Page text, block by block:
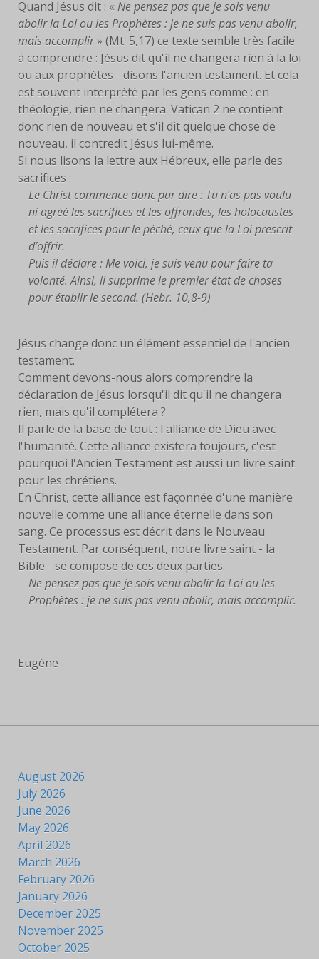
FACEBOOK
SERVANTES
PRIÈRES
PRIÈRE À EYMARD
NEUVAINE
PRIÈRE AVEC MARIE
PRIÈRE POUR LE DON DE
PRIÈRE POUR VOCATIONS
HISTOIRE
LIVRES
EUCHARISTIE
BLOG
PHOTOS
PHOTOS
CONTEMPORAINES
ANCIENNES PHOTOS
CONTACT
Quand Jésus dit : «Ne pensez pas que je sois venu
abolir la Loi ou les Prophètes : je ne suis pas venu abolir,
mais accomplir» (Mt. 5,17) ce texte semble très facile
à comprendre : Jésus dit qu'il ne changera rien à la loi
ou aux prophètes - disons l'ancien testament. Et cela
est souvent interprété par les gens comme : en
théologie, rien ne changera. Vatican 2 ne contient
donc rien de nouveau et s'il dit quelque chose de
nouveau, il contredit Jésus lui-même.
Si nous lisons la lettre aux Hébreux, elle parle des
sacrifices :
Le Christ commence donc par dire : Tu n’as pas voulu
ni agréé les sacrifices et les offrandes, les holocaustes
et les sacrifices pour le péché, ceux que la Loi prescrit
d’offrir.
Puis il déclare : Me voici, je suis venu pour faire ta
volonté. Ainsi, il supprime le premier état de choses
pour établir le second. (Hebr. 10,8-9)
Jésus change donc un élément essentiel de l'ancien
testament.
Comment devons-nous alors comprendre la
déclaration de Jésus lorsqu'il dit qu'il ne changera
rien, mais qu'il complétera ?
Il parle de la base de tout : l'alliance de Dieu avec
l'humanité. Cette alliance existera toujours, c'est
pourquoi l'Ancien Testament est aussi un livre saint
pour les chrétiens.
En Christ, cette alliance est façonnée d'une manière
nouvelle comme une alliance éternelle dans son
sang. Ce processus est décrit dans le Nouveau
Testament. Par conséquent, notre livre saint - la
Bible - se compose de ces deux parties.
Ne pensez pas que je sois venu abolir la Loi ou les
Prophètes : je ne suis pas venu abolir, mais accomplir.
Eugène
August 2026
July 2026
June 2026
May 2026
April 2026
March 2026
February 2026
January 2026
December 2025
November 2025
October 2025